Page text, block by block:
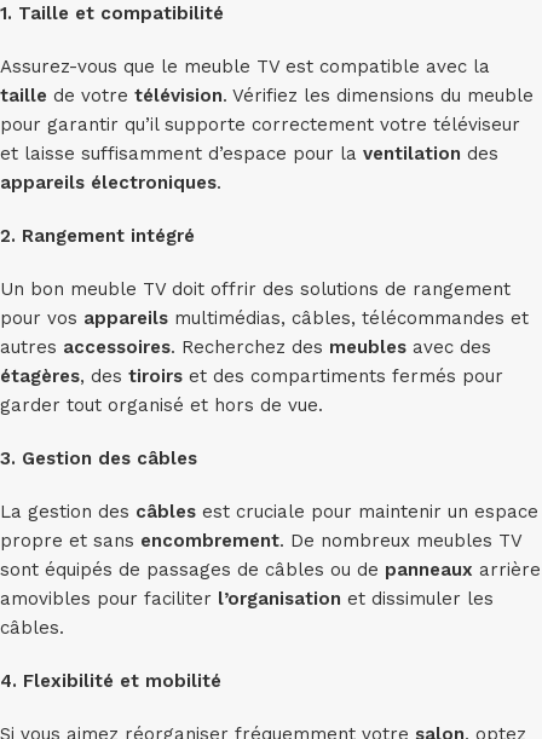
1. Taille et compatibilité
Assurez-vous que le meuble TV est compatible avec la
taille de votre télévision. Vérifiez les dimensions du meuble
pour garantir qu’il supporte correctement votre téléviseur
et laisse suffisamment d’espace pour la ventilation des
appareils électroniques.
2. Rangement intégré
Un bon meuble TV doit offrir des solutions de rangement
pour vos appareils multimédias, câbles, télécommandes et
autres accessoires. Recherchez des meubles avec des
étagères, des tiroirs et des compartiments fermés pour
garder tout organisé et hors de vue.
3. Gestion des câbles
La gestion des câbles est cruciale pour maintenir un espace
propre et sans encombrement. De nombreux meubles TV
sont équipés de passages de câbles ou de panneaux arrière
amovibles pour faciliter l’organisation et dissimuler les
câbles.
4. Flexibilité et mobilité
Si vous aimez réorganiser fréquemment votre salon, optez